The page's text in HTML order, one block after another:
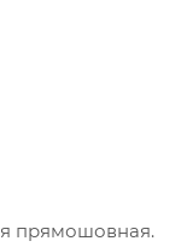
прямошовная.